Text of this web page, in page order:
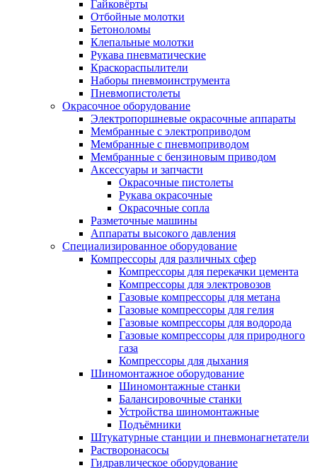
Гайковёрты
Отбойные молотки
Бетоноломы
Клепальные молотки
Рукава пневматические
Краскораспылители
Наборы пневмоинструмента
Пневмопистолеты
Окрасочное оборудование
Электропоршневые окрасочные аппараты
Мембранные с электроприводом
Мембранные с пневмоприводом
Мембранные с бензиновым приводом
Аксессуары и запчасти
Окрасочные пистолеты
Рукава окрасочные
Окрасочные сопла
Разметочные машины
Аппараты высокого давления
Специализированное оборудование
Компрессоры для различных сфер
Компрессоры для перекачки цемента
Компрессоры для электровозов
Газовые компрессоры для метана
Газовые компрессоры для гелия
Газовые компрессоры для водорода
Газовые компрессоры для природного
газа
Компрессоры для дыхания
Шиномонтажное оборудование
Шиномонтажные станки
Балансировочные станки
Устройства шиномонтажные
Подъёмники
Штукатурные станции и пневмонагнетатели
Растворонасосы
Гидравлическое оборудование